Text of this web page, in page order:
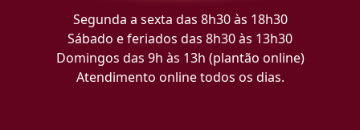
Segunda a sexta das 8h30 às 18h30
Sábado e feriados das 8h30 às 13h30
Domingos das 9h às 13h (plantão online)
Atendimento online todos os dias.